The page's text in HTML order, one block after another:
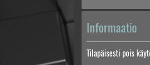
Informaatio
Tilapäisesti pois